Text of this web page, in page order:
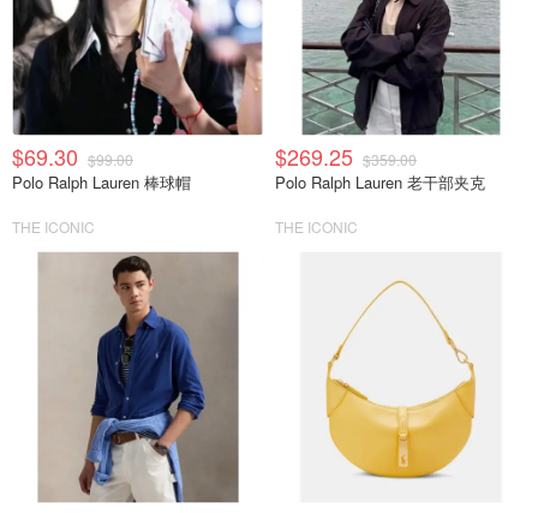
$69.30 $99.00
Polo Ralph Lauren 棒球帽
THE ICONIC
$269.25 $359.00
Polo Ralph Lauren 老干部夹克
THE ICONIC